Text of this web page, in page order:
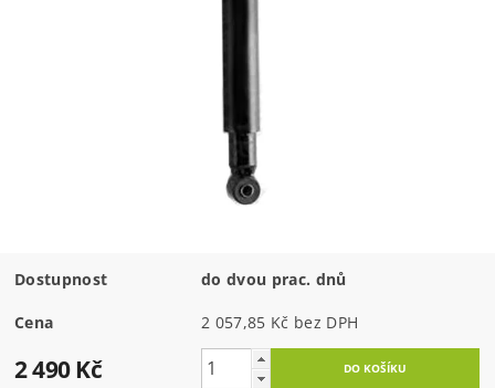
Dostupnost do dvou prac. dnů
Cena 2 057,85 Kč bez DPH
2 490 Kč